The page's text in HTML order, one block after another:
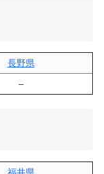
長野県
–